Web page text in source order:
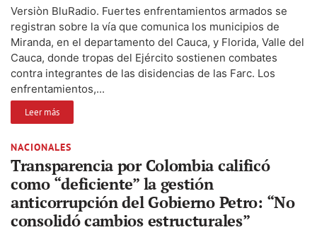
Versiòn BluRadio. Fuertes enfrentamientos armados se
registran sobre la vía que comunica los municipios de
Miranda, en el departamento del Cauca, y Florida, Valle del
Cauca, donde tropas del Ejército sostienen combates
contra integrantes de las disidencias de las Farc. Los
enfrentamientos,...
Leer más
NACIONALES
Transparencia por Colombia calificó
como “deficiente” la gestión
anticorrupción del Gobierno Petro: “No
consolidó cambios estructurales”